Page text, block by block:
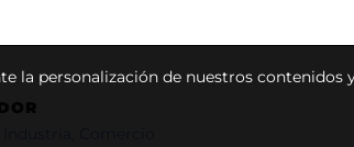
la personalización de nuestros contenidos